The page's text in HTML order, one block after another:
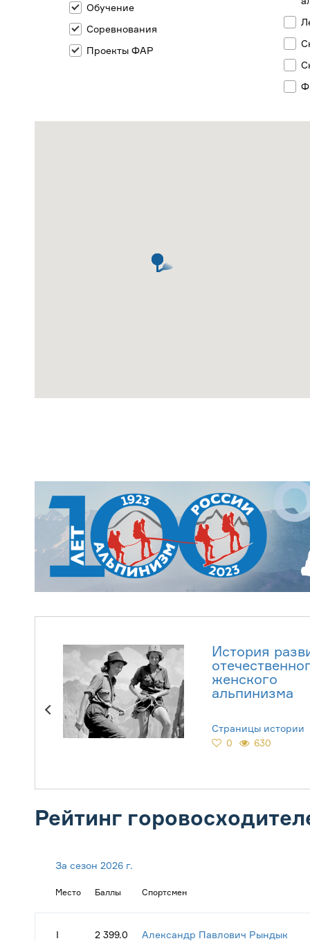
Обучение
Соревнования
Проекты ФАР
История
женского
альпинизма
Страницы истории
0
630
Рейтинг
За сезон 2026 г.
Место Баллы Спортсмен
I 2 399.0 Александр Павлович Рындык